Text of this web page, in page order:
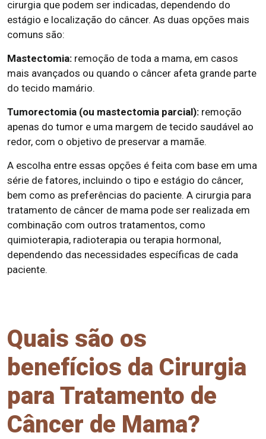
cirurgia que podem ser indicadas, dependendo do
estágio e localização do câncer. As duas opções mais
comuns são:
Mastectomia: remoção de toda a mama, em casos
mais avançados ou quando o câncer afeta grande parte
do tecido mamário.
Tumorectomia (ou mastectomia parcial): remoção
apenas do tumor e uma margem de tecido saudável ao
redor, com o objetivo de preservar a mamãe.
A escolha entre essas opções é feita com base em uma
série de fatores, incluindo o tipo e estágio do câncer,
bem como as preferências do paciente. A cirurgia para
tratamento de câncer de mama pode ser realizada em
combinação com outros tratamentos, como
quimioterapia, radioterapia ou terapia hormonal,
dependendo das necessidades específicas de cada
paciente.
Quais são os
benefícios da Cirurgia
para Tratamento de
Câncer de Mama?